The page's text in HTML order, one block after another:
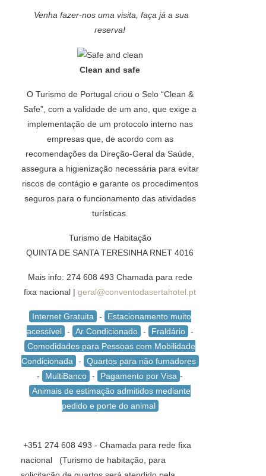
Venha fazer-nos uma visita, faça já a sua
reserva!
Clean and safe
O Turismo de Portugal criou o Selo “Clean &
Safe”, com a validade de um ano, que exige a
implementação de um protocolo interno nas
empresas que, de acordo com as
recomendações da Direção-Geral da Saúde,
assegura a higienização necessária para evitar
riscos de contágio e garante os procedimentos
seguros para o funcionamento das atividades
turísticas.
Turismo de Habitação
QUINTA DE SANTA TERESINHA RNET 4016
Mais info: 274 608 493 Chamada para rede
fixa nacional | geral@conventodasertahotel.pt
Internet Gratuita -
Estacionamento muito
acessível - Ar Condicionado - Fraldário -
Comodidades para Pessoas com Mobilidade
Condicionada
-
Quartos para não fumadores
-
MultiBanco - Pagamento por Visa -
Animais de estimação admitidos mediante
pedido e porte do animal
+351 274 608 493 - Chamada para rede fixa
nacional (Turismo de habitação, para